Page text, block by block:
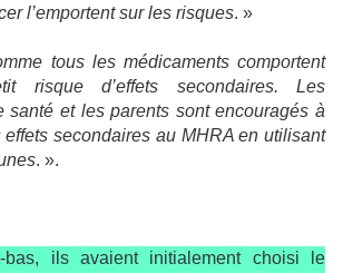
l’emportent sur les risques. »
tous les médicaments comportent
risque d’effets secondaires. Les
santé et les parents sont encouragés à
effets secondaires au MHRA en utilisant
. ».
ils avaient initialement choisi le